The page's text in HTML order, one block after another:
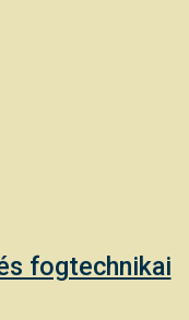
fogtechnikai